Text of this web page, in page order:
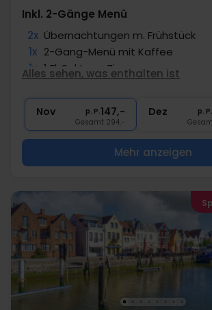
Inkl. 2-Gänge Menü
2x Übernachtungen m. Frühstück
1x 2-Gang-Menü mit Kaffee
1x 1 Fl. Sekt pro Zimmer
∞ Gratis Verleih von Bademänteln
Alles sehen, was enthalten ist
Nov p. P.147,-
Gesamt 294,-
Dez p. P.
Mehr anzeigen